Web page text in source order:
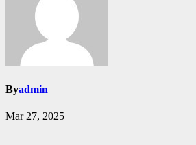
Byadmin
Mar 27, 2025